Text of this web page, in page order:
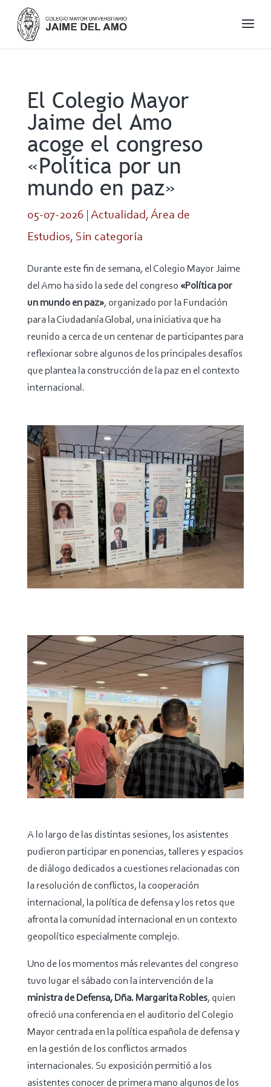
El Colegio Mayor
Jaime del Amo
acoge el congreso
«Política por un
mundo en paz»
05-07-2026| Actualidad, Área de
Estudios, Sin categoría
Durante este fin de semana, el Colegio Mayor Jaime
del Amo ha sido la sede del congreso «Política por
un mundo en paz», organizado por la Fundación
para la Ciudadanía Global, una iniciativa que ha
reunido a cerca de un centenar de participantes para
reflexionar sobre algunos de los principales desafíos
que plantea la construcción de la paz en el contexto
internacional.
A lo largo de las distintas sesiones, los asistentes
pudieron participar en ponencias, talleres y espacios
de diálogo dedicados a cuestiones relacionadas con
la resolución de conflictos, la cooperación
internacional, la política de defensa y los retos que
afronta la comunidad internacional en un contexto
geopolítico especialmente complejo.
Uno de los momentos más relevantes del congreso
tuvo lugar el sábado con la intervención de la
ministra de Defensa, Dña. Margarita Robles, quien
ofreció una conferencia en el auditorio del Colegio
Mayor centrada en la política española de defensa y
en la gestión de los conflictos armados
internacionales. Su exposición permitió a los
asistentes conocer de primera mano algunos de los